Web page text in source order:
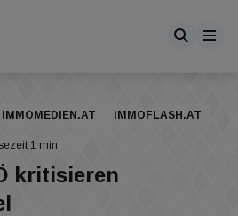
IMMOMEDIEN.AT IMMOFLASH.AT
1 min
kritisieren